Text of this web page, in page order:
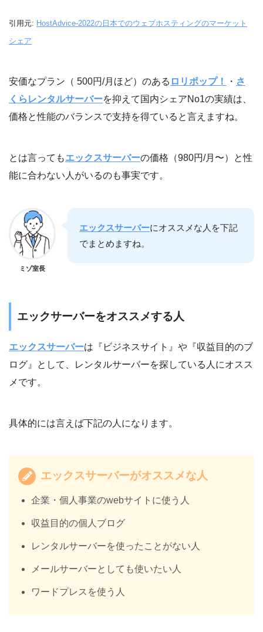
引用元: HostAdvice-2022の日本でのウェブホスティングのマーケット
シェア
安価なプラン（ 500円/月ほど）のある ロリポップ！ ・ さ
くらレンタルサーバーを抑えて国内シェアNo1の実績は、
価格と性能のバランスで支持を得ていると言えますね。
とは言ってもエックスサーバーの価格（980円/月〜）と性
能に合わない人がいるのも事実です。
ミゾ室長
エックスサーバーにオススメな人を下記
でまとめますね。
エックサーバーをオススメする人
エックスサーバーは『ビジネスサイト』や『収益目的のブ
ログ』として、レンタルサーバーを探している人にオスス
メです。
具体的には言えば下記の人になります。
エックスサーバーがオススメな人
企業・個人事業のwebサイトに使う人
収益目的の個人ブログ
レンタルサーバーを使ったことがない人
メールサーバーとしても使いたい人
ワードプレスを使う人